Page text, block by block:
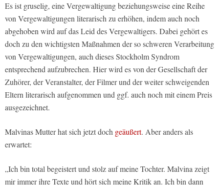
Es ist gruselig, eine Vergewaltigung beziehungsweise eine Reihe
von Vergewaltigungen literarisch zu erhöhen, indem auch noch
abgehoben wird auf das Leid des Vergewaltigers. Dabei gehört es
doch zu den wichtigsten Maßnahmen der so schweren Verarbeitung
von Vergewaltigungen, auch dieses Stockholm Syndrom
entsprechend aufzubrechen. Hier wird es von der Gesellschaft der
Zuhörer, der Veranstalter, der Filmer und der weiter schweigenden
Eltern literarisch aufgenommen und ggf. auch noch mit einem Preis
ausgezeichnet.
Malvinas Mutter hat sich jetzt doch geäußert. Aber anders als
erwartet:
„Ich bin total begeistert und stolz auf meine Tochter. Malvina zeigt
mir immer ihre Texte und hört sich meine Kritik an. Ich bin dann